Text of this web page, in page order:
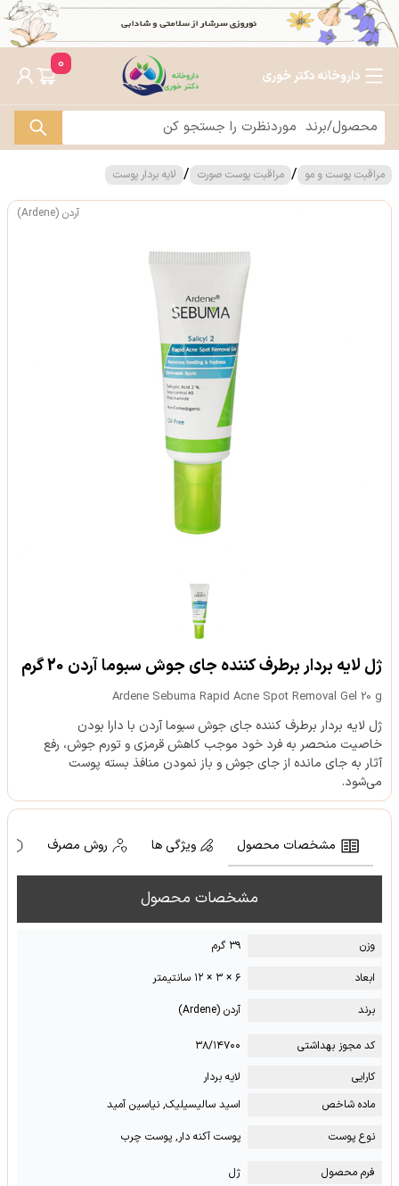
داروخانه دکتر خوری
0
مراقبت پوست و مو / مراقبت پوست صورت / لایه بردار پوست
آردن (Ardene)
ژل لایه بردار برطرف کننده جای جوش سبوما آردن 20 گرم
Ardene Sebuma Rapid Acne Spot Removal Gel 20 g
ژل لایه بردار برطرف کننده جای جوش سبوما آردن با دارا بودن
خاصیت منحصر به فرد خود موجب کاهش قرمزی و تورم جوش، رفع
آثار به جای مانده از جای جوش و باز نمودن منافذ بسته پوست
می‌شود.
مشخصات محصول ویژگی ها روش مصرف
مشخصات محصول
وزن
۳۹ گرم
ابعاد
۶ × ۳ × ۱۲ سانتیمتر
برند
آردن (Ardene)
کد مجوز بهداشتی
۳۸/۱۴۷۰۰
کارایی
لایه بردار
ماده شاخص
اسید سالیسیلیک, نیاسین آمید
نوع پوست
پوست آکنه دار, پوست چرب
فرم محصول
ژل